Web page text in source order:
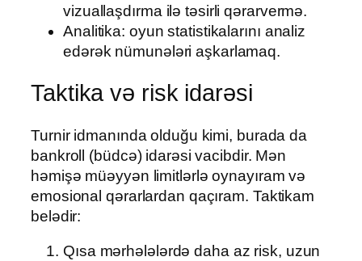
vizuallaşdırma ilə təsirli qərarvermə.
Analitika: oyun statistikalarını analiz
edərək nümunələri aşkarlamaq.
Taktika və risk idarəsi
Turnir idmanında olduğu kimi, burada da
bankroll (büdcə) idarəsi vacibdir. Mən
həmişə müəyyən limitlərlə oynayıram və
emosional qərarlardan qaçıram. Taktikam
belədir:
Qısa mərhələlərdə daha az risk, uzun